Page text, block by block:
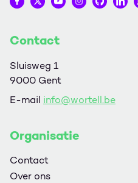
Wortell op Facebook
Wortell op Twitter
Wortell op
Wortell op
Wortell
Contact
Sluisweg 1
9000 Gent
E-mail info@wortell.be
Organisatie
Contact
Over ons